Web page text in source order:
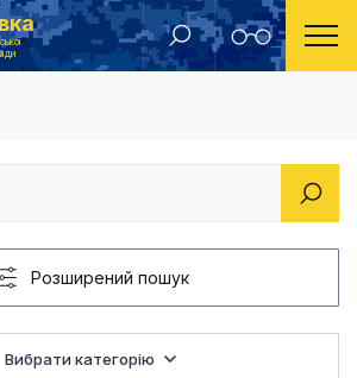
Рішення Новокаховської міської ради 2019 рік Про внесення змін
Розширений пошук
Вибрати категорію